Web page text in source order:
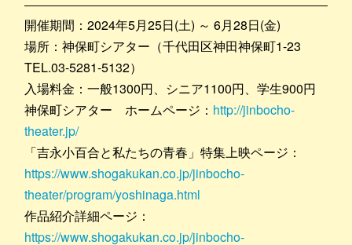
開催期間：2024年5月25日(土) ～ 6月28日(金)
場所：神保町シアター（千代田区神田神保町1-23
TEL.03-5281-5132）
入場料金：一般1300円、シニア1100円、学生900円
神保町シアター ホームページ： http://jinbocho-
theater.jp/
「吉永小百合と私たちの青春」特集上映ページ：
https://www.shogakukan.co.jp/jinbocho-
theater/program/yoshinaga.html
作品紹介詳細ページ：
https://www.shogakukan.co.jp/jinbocho-